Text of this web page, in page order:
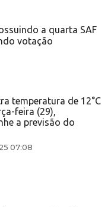
a quarta SAF
votação
temperatura de 12°C
feira (29),
a previsão do
07:08